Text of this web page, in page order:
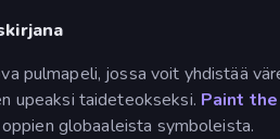
pulmapeli, jossa voit yhdistää
upeaksi taideteokseksi. Paint
globaaleista symboleista.